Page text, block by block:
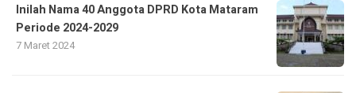
Inilah Nama 40 Anggota DPRD Kota Mataram
Periode 2024-2029
7 Maret 2024